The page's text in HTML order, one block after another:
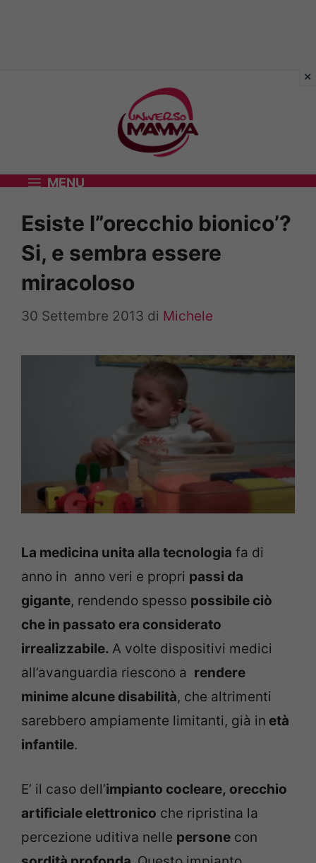
MENU
Esiste l”orecchio bionico’?
Si, e sembra essere
miracoloso
30 Settembre 2013 di Michele
La medicina unita alla tecnologia fa di
anno in anno veri e propri passi da
gigante, rendendo spesso possibile ciò
che in passato era considerato
irrealizzabile. A volte dispositivi medici
all’avanguardia riescono a rendere
minime alcune disabilità, che altrimenti
sarebbero ampiamente limitanti, già in età
infantile.
E’ il caso dell’impianto cocleare, orecchio
artificiale elettronico che ripristina la
percezione uditiva nelle persone con